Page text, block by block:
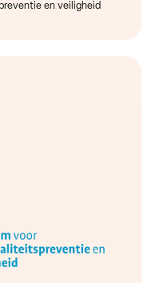
en veiligheid